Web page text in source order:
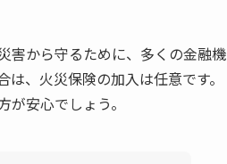
害から守るために、多くの金融機
、火災保険の加入は任意です。
安心でしょう。